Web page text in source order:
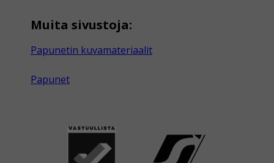
Muita sivustoja:
Papunetin kuvamateriaalit
Papunet